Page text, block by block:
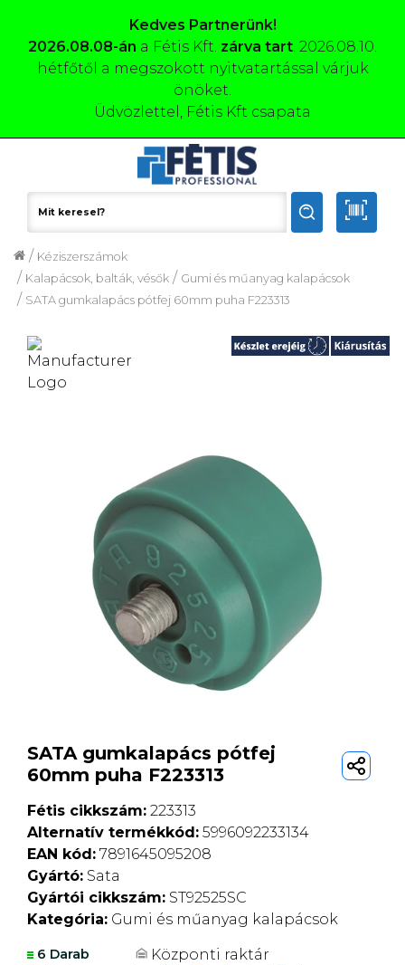
Kedves Partnerünk!
2026.08.08-án a Fétis Kft. zárva tart. 2026.08.10.
hétfőtől a megszokott nyitvatartással várjuk
önöket.
Üdvözlettel, Fétis Kft csapata
SATA gumkalapács pótfej 60mm puha F223313
/
Gumi és műanyag kalapácsok
/
Kalapácsok, balták, vésők
/
Kéziszerszámok
/
SATA gumkalapács pótfej
60mm puha F223313
Fétis cikkszám: 223313
Alternatív termékkód: 5996092233134
EAN kód: 7891645095208
Gyártó: Sata
Gyártói cikkszám: ST92525SC
Kategória: Gumi és műanyag kalapácsok
6 Darab
Központi raktár